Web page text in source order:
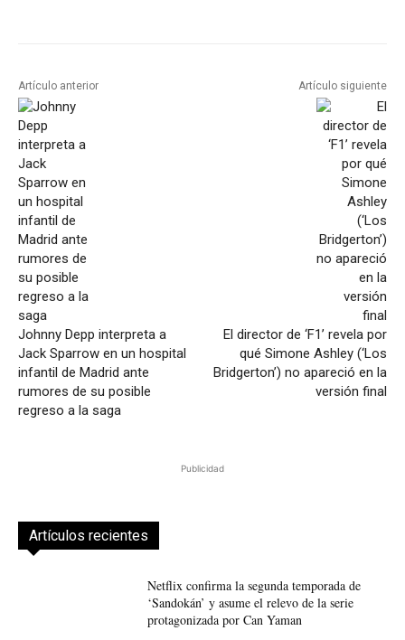
Artículo anterior
Johnny Depp interpreta a
Jack Sparrow en un hospital
infantil de Madrid ante
rumores de su posible
regreso a la saga
Artículo siguiente
El director de ‘F1’ revela por
qué Simone Ashley (‘Los
Bridgerton’) no apareció en la
versión final
Publicidad
Artículos recientes
Netflix confirma la segunda temporada de
‘Sandokán’ y asume el relevo de la serie
protagonizada por Can Yaman